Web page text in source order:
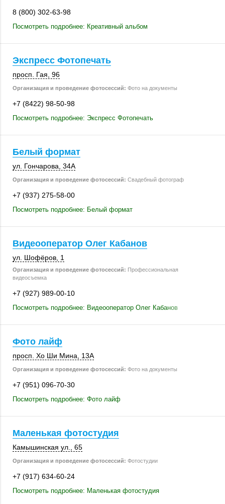
8 (800) 302-63-98
Посмотреть подробнее: Креативный альбом
Экспресс Фотопечать
просп. Гая, 96
Организация и проведение фотосессий: Фото на документы
+7 (8422) 98-50-98
Посмотреть подробнее: Экспресс Фотопечать
Белый формат
ул. Гончарова 34А
Организация и проведение фотосессий: Свадебный фотограф
+7 (937) 275-58-00
Посмотреть подробнее: Белый формат
Видеооператор Олег Кабанов
ул. Шофёров, 1
Организация и проведение фотосессий: Профессиональная
видеосъемка
+7 (927) 989-00-10
Посмотреть подробнее: Видеооператор Олег Кабанов
Фото лайф
просп. Хо Ши Мина 13А
Организация и проведение фотосессий: Фото на документы
+7 (951) 096-70-30
Посмотреть подробнее: Фото лайф
Маленькая фотостудия
Камышинская ул., 65
Организация и проведение фотосессий: Фотостудии
+7 (917) 634-60-24
Посмотреть подробнее: Маленькая фотостудия